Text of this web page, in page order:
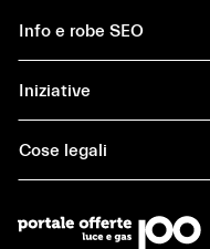
Info e robe SEO
Iniziative
Cose legali